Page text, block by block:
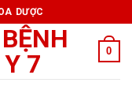
DƯỢC
0